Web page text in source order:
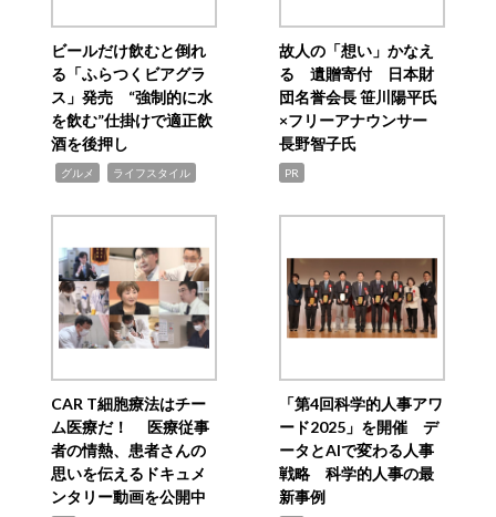
ビールだけ飲むと倒れ
る「ふらつくビアグラ
ス」発売 “強制的に水
を飲む”仕掛けで適正飲
酒を後押し
グルメ ライフスタイル
故人の「想い」かなえ
る 遺贈寄付 日本財
団名誉会長 笹川陽平氏
×フリーアナウンサー
長野智子氏
PR
CAR T細胞療法はチー
ム医療だ！ 医療従事
者の情熱、患者さんの
思いを伝えるドキュメ
ンタリー動画を公開中
「第4回科学的人事アワ
ード2025」を開催 デ
ータとAIで変わる人事
戦略 科学的人事の最
新事例